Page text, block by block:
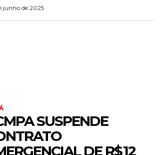
junho de 2025
SUSPENDE
DE R$ 12